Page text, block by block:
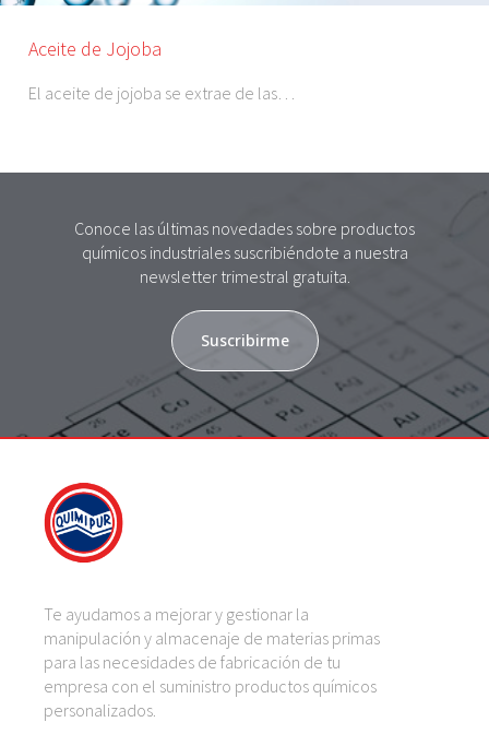
Aceite de Jojoba
El aceite de jojoba se extrae de las…
Conoce las últimas novedades sobre productos
químicos industriales suscribiéndote a nuestra
newsletter trimestral gratuita.
Suscribirme
Te ayudamos a mejorar y gestionar la
manipulación y almacenaje de materias primas
para las necesidades de fabricación de tu
empresa con el suministro productos químicos
personalizados.